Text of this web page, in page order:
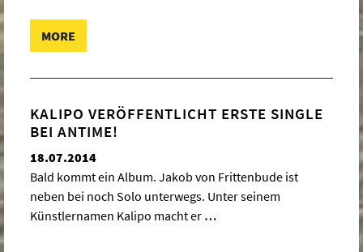
MORE
KALIPO VERÖFFENTLICHT ERSTE SINGLE
BEI ANTIME!
18.07.2014
Bald kommt ein Album. Jakob von Frittenbude ist
neben bei noch Solo unterwegs. Unter seinem
Künstlernamen Kalipo macht er …